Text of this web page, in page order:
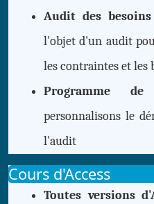
Audit des
l'objet d'un audit
les contraintes et les
Programme de
personnalisons le
l'audit
Cours d'Access
Toutes versions